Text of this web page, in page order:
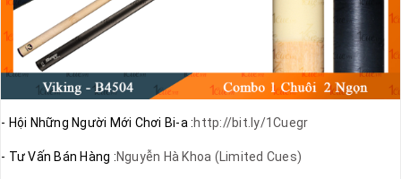
- Hội Những Người Mới Chơi Bi-a :http://bit.ly/1Cuegr
- Tư Vấn Bán Hàng :Nguyễn Hà Khoa (Limited Cues)